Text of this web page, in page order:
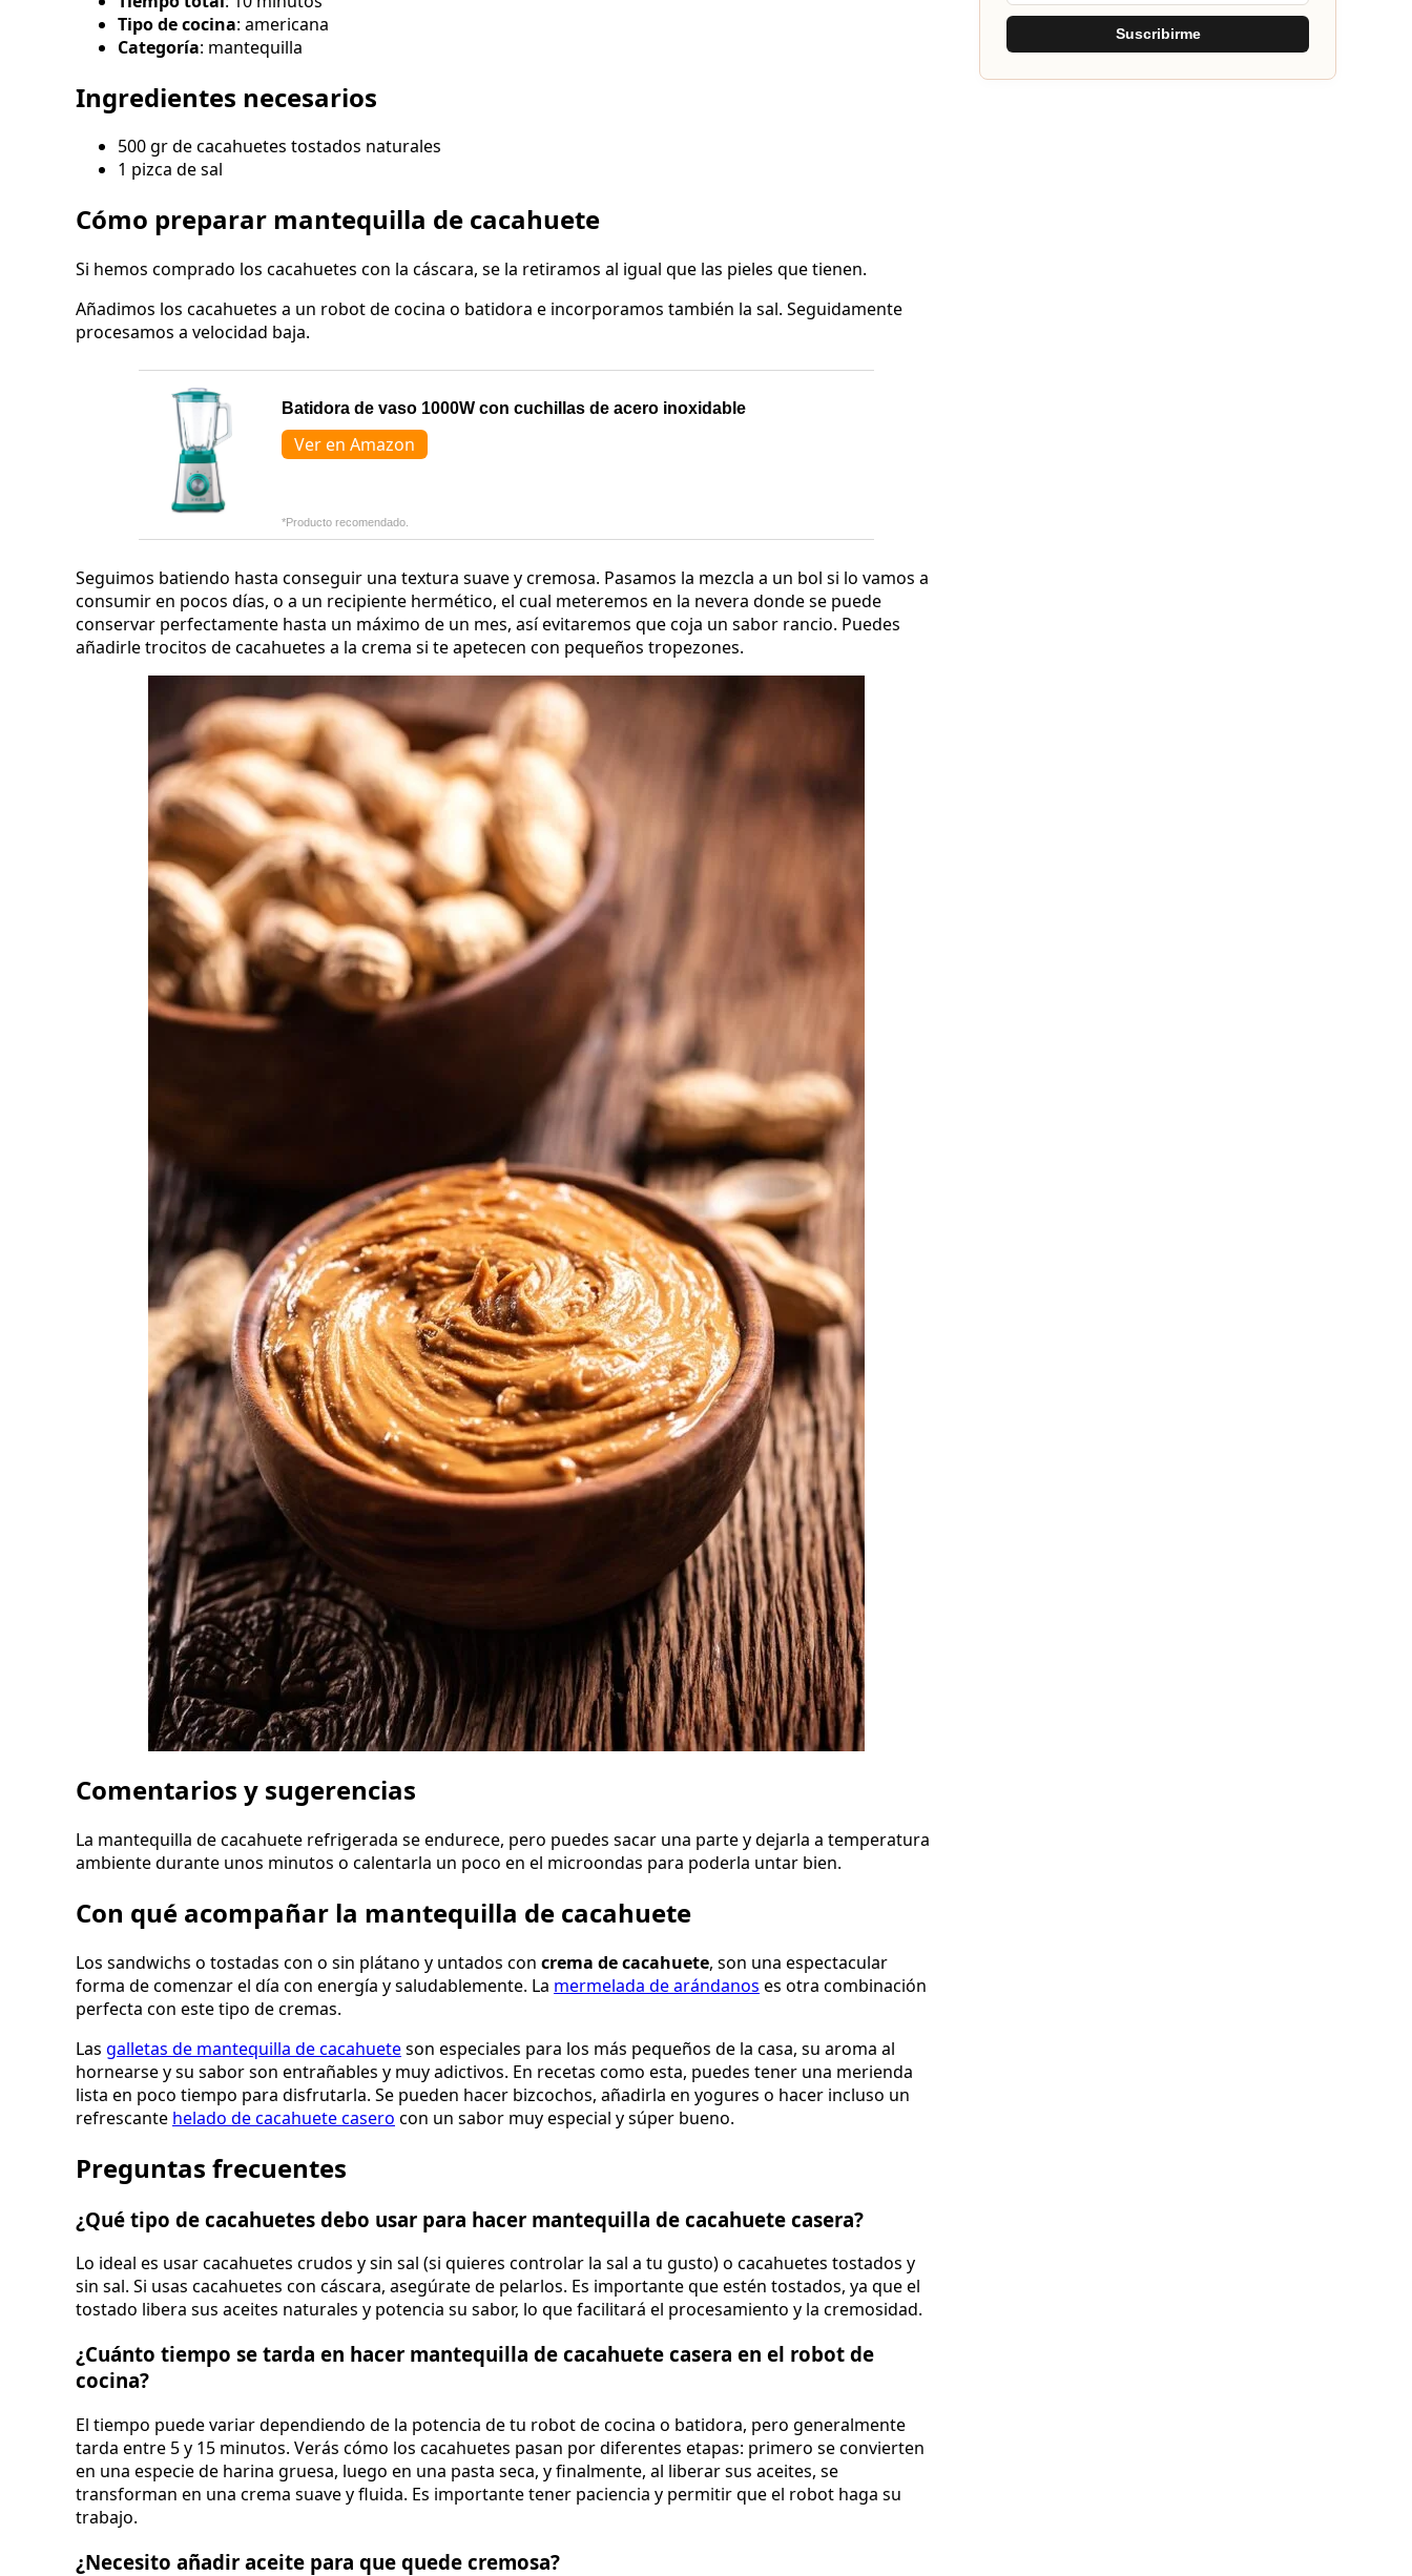
Tipo de cocina: americana
Categoría: mantequilla
Ingredientes necesarios
500 gr de cacahuetes tostados naturales
1 pizca de sal
Cómo preparar mantequilla de cacahuete
Si hemos comprado los cacahuetes con la cáscara, se la retiramos al igual que las pieles que tienen.
Añadimos los cacahuetes a un robot de cocina o batidora e incorporamos también la sal. Seguidamente
procesamos a velocidad baja.
Batidora de vaso 1000W con cuchillas de acero inoxidable
Ver en Amazon
*Producto recomendado.
Seguimos batiendo hasta conseguir una textura suave y cremosa. Pasamos la mezcla a un bol si lo vamos a
consumir en pocos días, o a un recipiente hermético, el cual meteremos en la nevera donde se puede
conservar perfectamente hasta un máximo de un mes, así evitaremos que coja un sabor rancio. Puedes
añadirle trocitos de cacahuetes a la crema si te apetecen con pequeños tropezones.
Comentarios y sugerencias
La mantequilla de cacahuete refrigerada se endurece, pero puedes sacar una parte y dejarla a temperatura
ambiente durante unos minutos o calentarla un poco en el microondas para poderla untar bien.
Con qué acompañar la mantequilla de cacahuete
Los sandwichs o tostadas con o sin plátano y untados con crema de cacahuete, son una espectacular
forma de comenzar el día con energía y saludablemente. La mermelada de arándanos es otra combinación
perfecta con este tipo de cremas.
Las galletas de mantequilla de cacahueteson especiales para los más pequeños de la casa, su aroma al
hornearse y su sabor son entrañables y muy adictivos. En recetas como esta, puedes tener una merienda
lista en poco tiempo para disfrutarla. Se pueden hacer bizcochos, añadirla en yogures o hacer incluso un
refrescante helado de cacahuete casero con un sabor muy especial y súper bueno.
Preguntas frecuentes
¿Qué tipo de cacahuetes debo usar para hacer mantequilla de cacahuete casera?
Lo ideal es usar cacahuetes crudos y sin sal (si quieres controlar la sal a tu gusto) o cacahuetes tostados y
sin sal. Si usas cacahuetes con cáscara, asegúrate de pelarlos. Es importante que estén tostados, ya que el
tostado libera sus aceites naturales y potencia su sabor, lo que facilitará el procesamiento y la cremosidad.
¿Cuánto tiempo se tarda en hacer mantequilla de cacahuete casera en el robot de
cocina?
El tiempo puede variar dependiendo de la potencia de tu robot de cocina o batidora, pero generalmente
tarda entre 5 y 15 minutos. Verás cómo los cacahuetes pasan por diferentes etapas: primero se convierten
en una especie de harina gruesa, luego en una pasta seca, y finalmente, al liberar sus aceites, se
transforman en una crema suave y fluida. Es importante tener paciencia y permitir que el robot haga su
trabajo.
¿Necesito añadir aceite para que quede cremosa?
Suscribirme